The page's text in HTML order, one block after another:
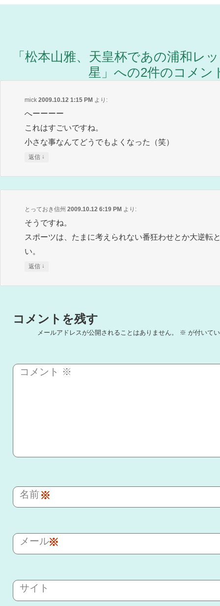
「 松本山雅、天皇杯であの浦和レ
星 」への2件のコメン
mick 2009.10.12 1:15 PM より:
へーーーー
これはすごいですね。
小さな事なんてどうでもよくなった（笑）
返信 ↓
とっておき信州 2009.10.12 6:19 PM より:
そうですね。
スポーツは、たまに考えられない番狂わせとか大逆転
い。
返信 ↓
コメントを残す
メールアドレスが公開されることはありません。 ※ が付いて
コメント ※
名前 ※
メール※
サイト